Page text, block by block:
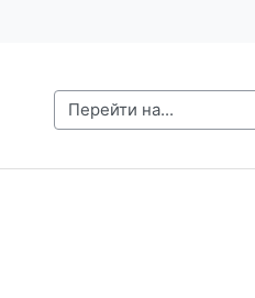
Перейти на...